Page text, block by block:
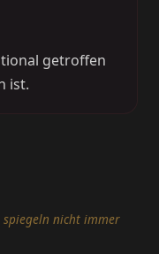
getroffen
ist.
nicht immer